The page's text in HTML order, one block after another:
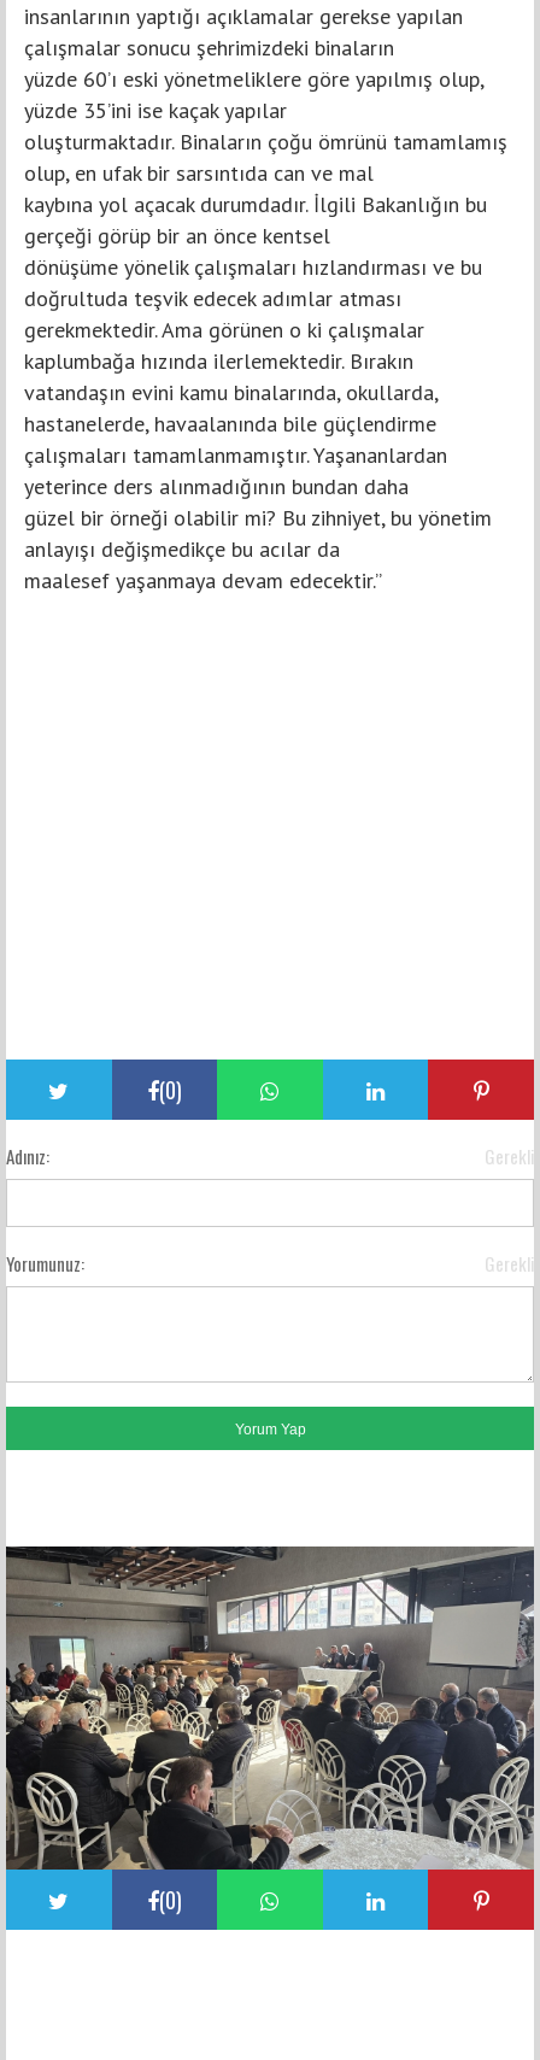
insanlarının yaptığı açıklamalar gerekse yapılan
çalışmalar sonucu şehrimizdeki binaların
yüzde 60’ı eski yönetmeliklere göre yapılmış olup,
yüzde 35’ini ise kaçak yapılar
oluşturmaktadır. Binaların çoğu ömrünü tamamlamış
olup, en ufak bir sarsıntıda can ve mal
kaybına yol açacak durumdadır. İlgili Bakanlığın bu
gerçeği görüp bir an önce kentsel
dönüşüme yönelik çalışmaları hızlandırması ve bu
doğrultuda teşvik edecek adımlar atması
gerekmektedir. Ama görünen o ki çalışmalar
kaplumbağa hızında ilerlemektedir. Bırakın
vatandaşın evini kamu binalarında, okullarda,
hastanelerde, havaalanında bile güçlendirme
çalışmaları tamamlanmamıştır. Yaşananlardan
yeterince ders alınmadığının bundan daha
güzel bir örneği olabilir mi? Bu zihniyet, bu yönetim
anlayışı değişmedikçe bu acılar da
maalesef yaşanmaya devam edecektir.”
(0)
Adınız: Gerekli
Yorumunuz: Gerekli
(0)